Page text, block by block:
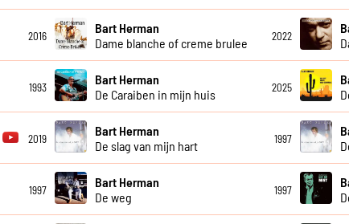
2016
Bart Herman
Dame blanche of creme brulee
2022
1993
Bart Herman
De Caraiben in mijn huis
2025
2019
Bart Herman
De slag van mijn hart
1997
1997
Bart Herman
De weg
1997